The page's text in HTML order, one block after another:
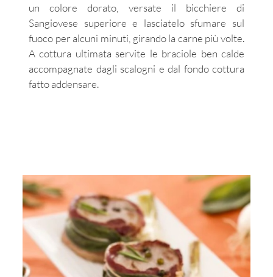
un colore dorato, versate il bicchiere di
Sangiovese superiore e lasciatelo sfumare sul
fuoco per alcuni minuti, girando la carne più volte.
A cottura ultimata servite le braciole ben calde
accompagnate dagli scalogni e dal fondo cottura
fatto addensare.